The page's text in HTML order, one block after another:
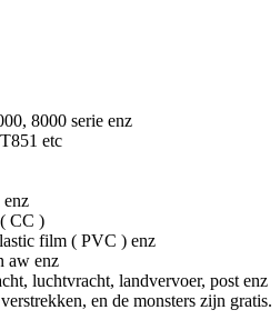
8000 serie enz
etc
CC )
film ( PVC ) enz
aw enz
luchtvracht, landvervoer, post enz
en de monsters zijn gratis.